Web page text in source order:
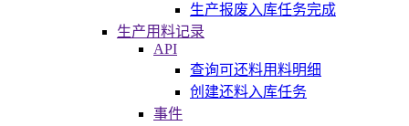
生产报废入库任务完成
生产用料记录
API
查询可还料用料明细
创建还料入库任务
事件